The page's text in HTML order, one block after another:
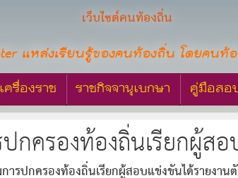
เว็บไซต์คนท้องถิ่น
แหล่งเรียนรู้ของคนท้องถิ่น โดยคน
เครื่องราช ราชกิจจานุเบกษา คู่มือสอ
กครองท้องถิ่นเรียกผู้ส
ารปกครองท้องถิ่นเรียกผู้สอบแข่งขันได้รายงาน